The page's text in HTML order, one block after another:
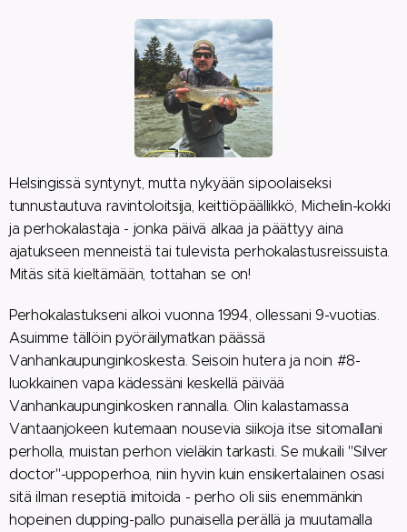
Helsingissä syntynyt, mutta nykyään sipoolaiseksi
tunnustautuva ravintoloitsija, keittiöpäällikkö, Michelin-kokki
ja perhokalastaja - jonka päivä alkaa ja päättyy aina
ajatukseen menneistä tai tulevista perhokalastusreissuista.
Mitäs sitä kieltämään, tottahan se on!
Perhokalastukseni alkoi vuonna 1994, ollessani 9-vuotias.
Asuimme tällöin pyöräilymatkan päässä
Vanhankaupunginkoskesta. Seisoin hutera ja noin #8-
luokkainen vapa kädessäni keskellä päivää
Vanhankaupunginkosken rannalla. Olin kalastamassa
Vantaanjokeen kutemaan nousevia siikoja itse sitomallani
perholla, muistan perhon vieläkin tarkasti. Se mukaili "Silver
doctor"-uppoperhoa, niin hyvin kuin ensikertalainen osasi
sitä ilman reseptiä imitoida - perho oli siis enemmänkin
hopeinen dupping-pallo punaisella perällä ja muutamalla